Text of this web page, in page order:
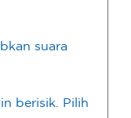
suara
berisik. Pilih